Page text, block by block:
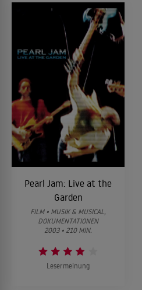
Pearl Jam: Live at the
Garden
FILM • MUSIK & MUSICAL,
DOKUMENTATIONEN
2003 • 210 MIN.
Lesermeinung